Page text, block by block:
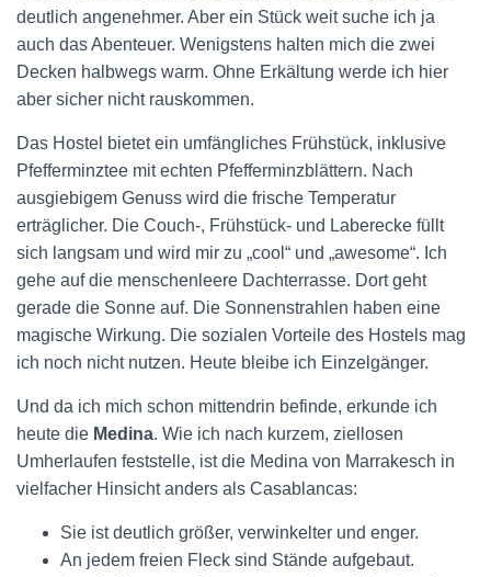
deutlich angenehmer. Aber ein Stück weit suche ich ja
auch das Abenteuer. Wenigstens halten mich die zwei
Decken halbwegs warm. Ohne Erkältung werde ich hier
aber sicher nicht rauskommen.
Das Hostel bietet ein umfängliches Frühstück, inklusive
Pfefferminztee mit echten Pfefferminzblättern. Nach
ausgiebigem Genuss wird die frische Temperatur
erträglicher. Die Couch-, Frühstück- und Laberecke füllt
sich langsam und wird mir zu „cool“ und „awesome“. Ich
gehe auf die menschenleere Dachterrasse. Dort geht
gerade die Sonne auf. Die Sonnenstrahlen haben eine
magische Wirkung. Die sozialen Vorteile des Hostels mag
ich noch nicht nutzen. Heute bleibe ich Einzelgänger.
Und da ich mich schon mittendrin befinde, erkunde ich
heute die Medina. Wie ich nach kurzem, ziellosen
Umherlaufen feststelle, ist die Medina von Marrakesch in
vielfacher Hinsicht anders als Casablancas:
Sie ist deutlich größer, verwinkelter und enger.
An jedem freien Fleck sind Stände aufgebaut.